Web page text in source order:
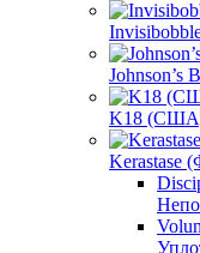
K18
Kerastase